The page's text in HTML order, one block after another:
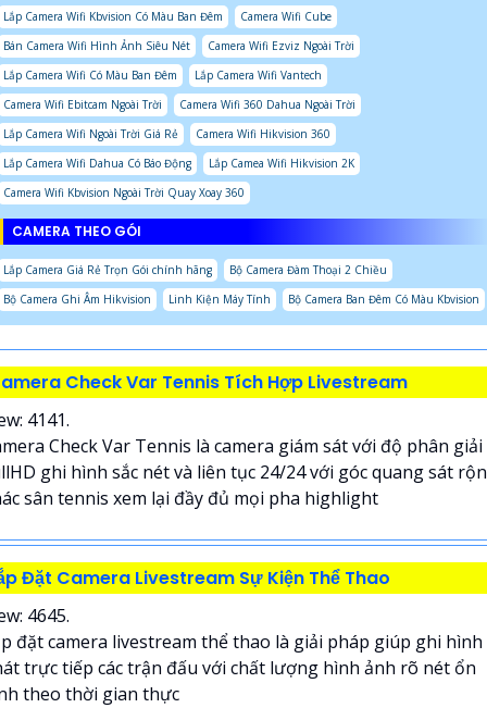
Lắp Camera Wifi Kbvision Có Màu Ban Đêm
Camera Wifi Cube
Bán Camera Wifi Hình Ảnh Siêu Nét
Camera Wifi Ezviz Ngoài Trời
Lắp Camera Wifi Có Màu Ban Đêm
Lắp Camera Wifi Vantech
Camera Wifi Ebitcam Ngoài Trời
Camera Wifi 360 Dahua Ngoài Trời
Lắp Camera Wifi Ngoài Trời Giá Rẻ
Camera Wifi Hikvision 360
Lắp Camera Wifi Dahua Có Báo Động
Lắp Camea Wifi Hikvision 2K
Camera Wifi Kbvision Ngoài Trời Quay Xoay 360
CAMERA THEO GÓI
Lắp Camera Giá Rẻ Trọn Gói chính hãng
Bộ Camera Đàm Thoại 2 Chiều
Bộ Camera Ghi Âm Hikvision
Linh Kiện Máy Tính Bộ Camera Ban Đêm Có Màu Kbvision
Check Var Tennis Tích Hợp Livestream
4141.
Check Var Tennis là camera giám sát với độ phân giải
ghi hình sắc nét và liên tục 24/24 với góc quang sát
sân tennis xem lại đầy đủ mọi pha highlight
Đặt Camera Livestream Sự Kiện Thể Thao
4645.
đặt camera livestream thể thao là giải pháp giúp ghi hình
trực tiếp các trận đấu với chất lượng hình ảnh rõ nét ổn
theo thời gian thực